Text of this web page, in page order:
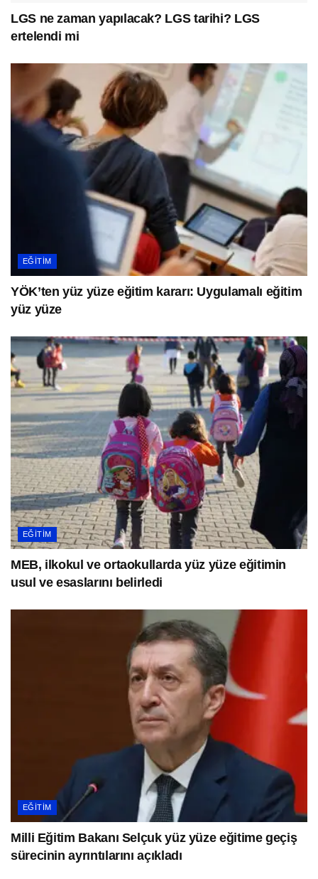
LGS ne zaman yapılacak? LGS tarihi? LGS
ertelendi mi
EĞITIM
YÖK’ten yüz yüze eğitim kararı: Uygulamalı eğitim
yüz yüze
EĞITIM
MEB, ilkokul ve ortaokullarda yüz yüze eğitimin
usul ve esaslarını belirledi
EĞITIM
Milli Eğitim Bakanı Selçuk yüz yüze eğitime geçiş
sürecinin ayrıntılarını açıkladı